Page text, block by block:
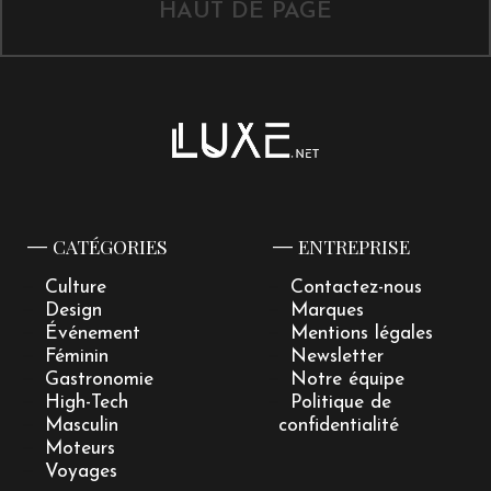
HAUT DE PAGE
CATÉGORIES
Culture
Design
Événement
Féminin
Gastronomie
High-Tech
Masculin
Moteurs
Voyages
ENTREPRISE
Contactez-nous
Marques
Mentions légales
Newsletter
Notre équipe
Politique de
confidentialité